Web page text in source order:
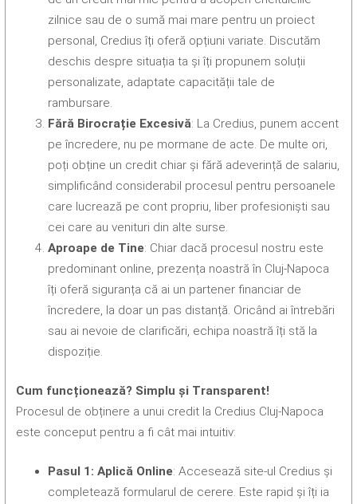
zilnice sau de o sumă mai mare pentru un proiect
personal, Credius îți oferă opțiuni variate. Discutăm
deschis despre situația ta și îți propunem soluții
personalizate, adaptate capacității tale de
rambursare.
Fără Birocrație Excesivă: La Credius, punem accent
pe încredere, nu pe mormane de acte. De multe ori,
poți obține un credit chiar și fără adeverință de salariu,
simplificând considerabil procesul pentru persoanele
care lucrează pe cont propriu, liber profesioniști sau
cei care au venituri din alte surse.
Aproape de Tine: Chiar dacă procesul nostru este
predominant online, prezența noastră în Cluj-Napoca
îți oferă siguranța că ai un partener financiar de
încredere, la doar un pas distanță. Oricând ai întrebări
sau ai nevoie de clarificări, echipa noastră îți stă la
dispoziție.
Cum funcționează? Simplu și Transparent!
Procesul de obținere a unui credit la Credius Cluj-Napoca
este conceput pentru a fi cât mai intuitiv:
Pasul 1: Aplică Online: Accesează site-ul Credius și
completează formularul de cerere. Este rapid și îți ia